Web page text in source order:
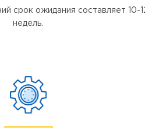
срок ожидания составляет 10-
недель.